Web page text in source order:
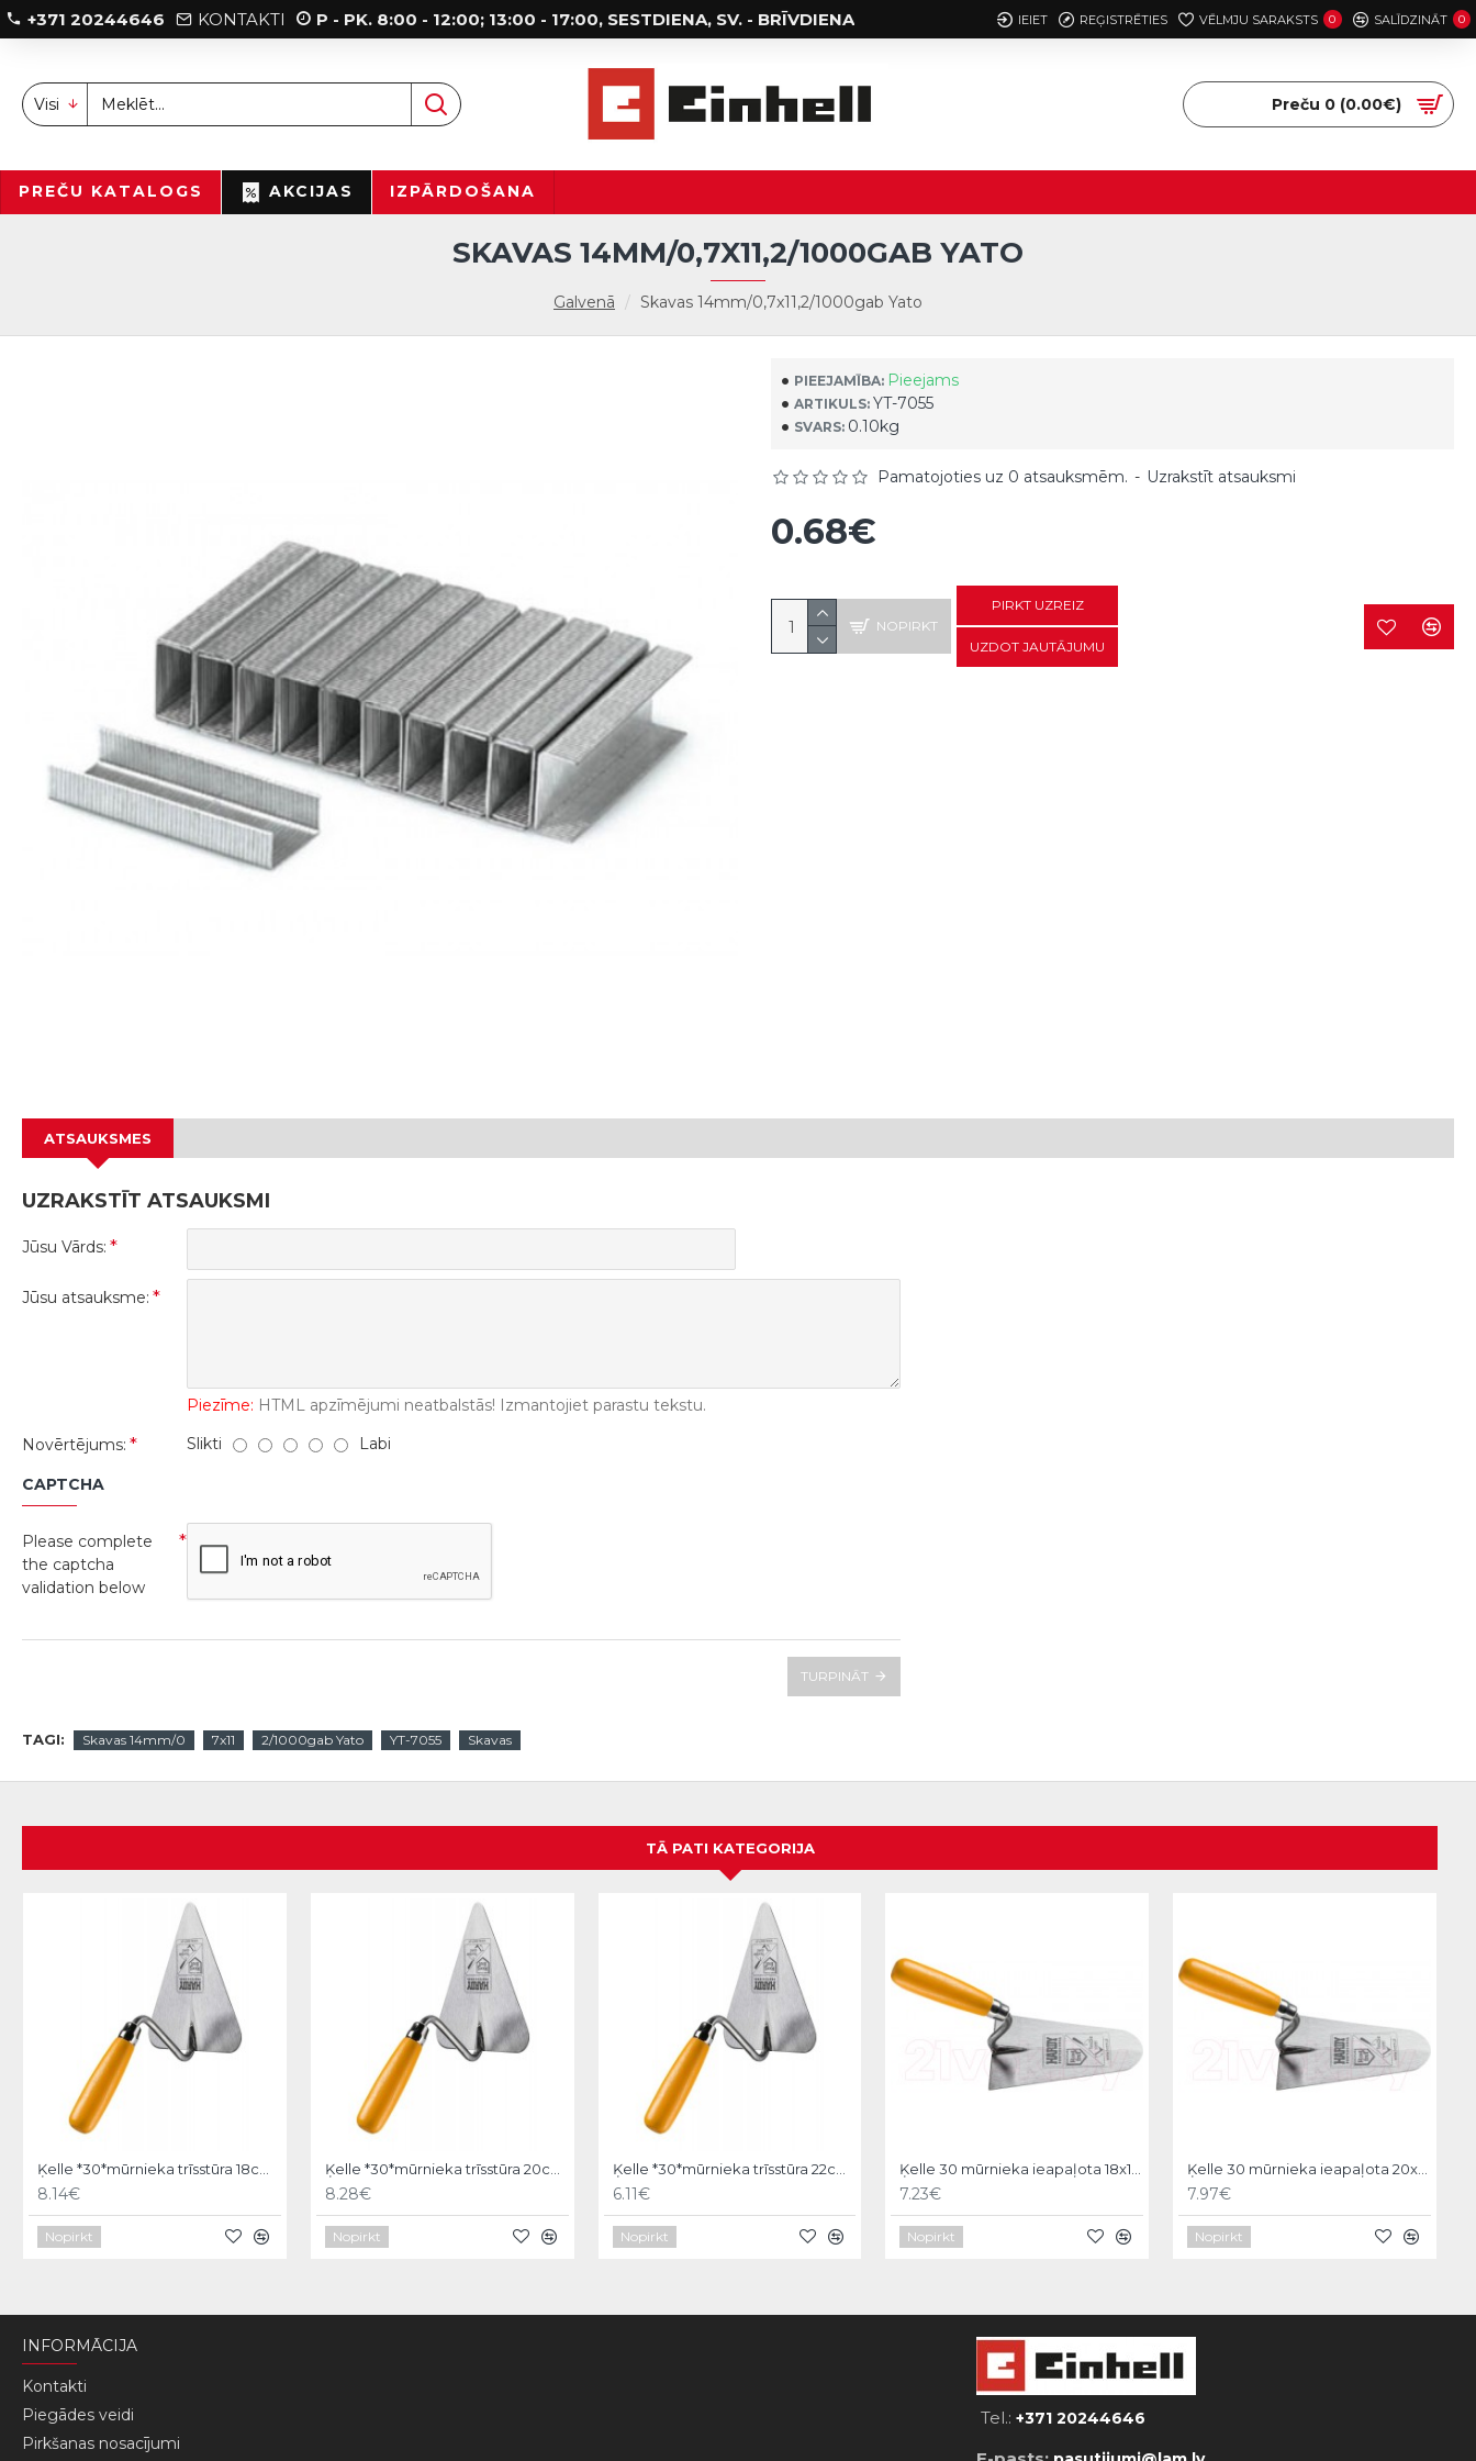
+371 20244646 KONTAKTI P - PK. 8:00 - 12:00; 13:00 - 17:00, SESTDIENA, SV. - BRĪVDIENA IEIET REĢISTRĒTIES VĒLMJU SARAKSTS 0 SALĪDZINĀT 0
Visi Preču 0 (0.00€)
PREČU KATALOGS AKCIJAS IZPĀRDOŠANA
Galvenā Skavas 14mm/0,7x11,2/1000gab Yato
SKAVAS 14MM/0,7X11,2/1000GAB YATO
PIEEJAMĪBA: Pieejams
ARTIKULS: YT-7055
SVARS: 0.10kg
Pamatojoties uz 0 atsauksmēm. - Uzrakstīt atsauksmi
0.68€
NOPIRKT
PIRKT UZREIZ
UZDOT JAUTĀJUMU
ATSAUKSMES
UZRAKSTĪT ATSAUKSMI
Jūsu Vārds:
Jūsu atsauksme:
Piezīme: HTML apzīmējumi neatbalstās! Izmantojiet parastu tekstu.
Novērtējums:
Slikti Labi
CAPTCHA
Please complete
the captcha
validation below
TURPINĀT
TAGI: Skavas 14mm/0 7x11 2/1000gab Yato YT-7055 Skavas
TĀ PATI KATEGORIJA
8.14€
Nopirkt
8.28€
Nopirkt
6.11€
Nopirkt
7.23€
Nopirkt
7.97€
Nopirkt
INFORMĀCIJA
Kontakti
Piegādes veidi
Pirkšanas nosacījumi
Tel.:+371 20244646